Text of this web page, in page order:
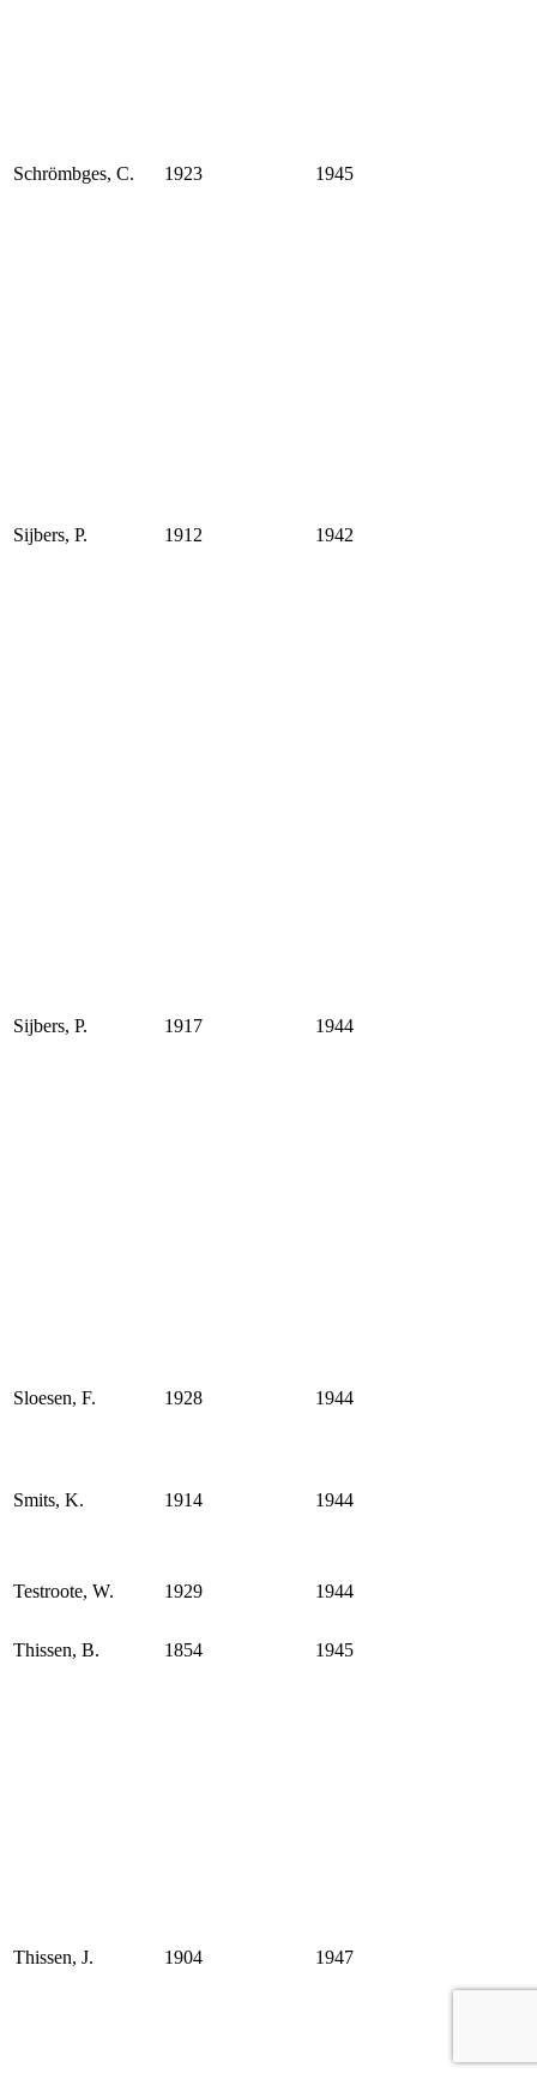
Schrömbges, C. 1923 1945
Sijbers, P. 1912 1942
Sijbers, P. 1917 1944
Sloesen, F. 1928 1944
Smits, K. 1914 1944
Testroote, W. 1929 1944
Thissen, B. 1854 1945
Thissen, J. 1904 1947